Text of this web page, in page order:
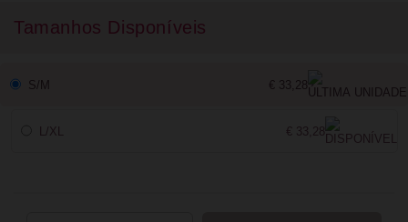
Tamanhos Disponíveis
S/M € 33,28
L/XL € 33,28